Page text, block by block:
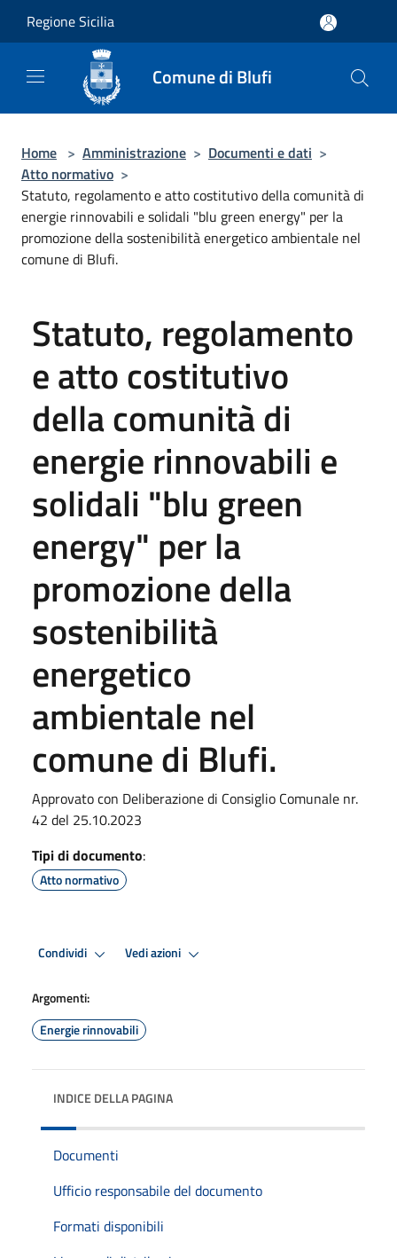
Regione Sicilia
Comune di Blufi
Home > Amministrazione > Documenti e dati >
Atto normativo >
Statuto, regolamento e atto costitutivo della comunità di
energie rinnovabili e solidali "blu green energy" per la
promozione della sostenibilità energetico ambientale nel
comune di Blufi.
Statuto, regolamento
e atto costitutivo
della comunità di
energie rinnovabili e
solidali "blu green
energy" per la
promozione della
sostenibilità
energetico
ambientale nel
comune di Blufi.
Approvato con Deliberazione di Consiglio Comunale nr.
42 del 25.10.2023
Tipi di documento:
Atto normativo
Condividi Vedi azioni
Argomenti:
Energie rinnovabili
INDICE DELLA PAGINA
Documenti
Ufficio responsabile del documento
Formati disponibili